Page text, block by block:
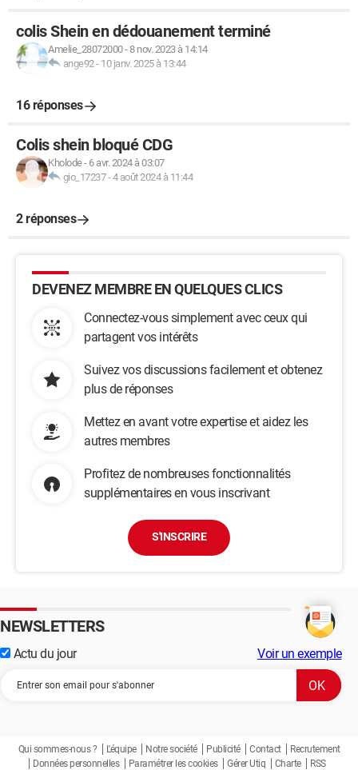
colis Shein en dédouanement terminé
Amelie_28072000-8 nov. 2023 à 14:14
ange92- 10 janv. 2025 à 13:44
16 réponses
Colis shein bloqué CDG
Kholode- 6 avr. 2024 à 03:07
gio_17237-4 août 2024 à 11:44
2 réponses
DEVENEZ MEMBRE EN QUELQUES CLICS
Connectez-vous simplement avec ceux qui
partagent vos intérêts
Suivez vos discussions facilement et obtenez
plus de réponses
Mettez en avant votre expertise et aidez les
autres membres
Profitez de nombreuses fonctionnalités
supplémentaires en vous inscrivant
S'INSCRIRE
NEWSLETTERS
Actu du jour Voir un exemple
Qui sommes-nous ? L'équipe Notre société Publicité Contact
Recrutement
Données personnelles
Paramétrer les cookies Gérer Utiq Charte RSS